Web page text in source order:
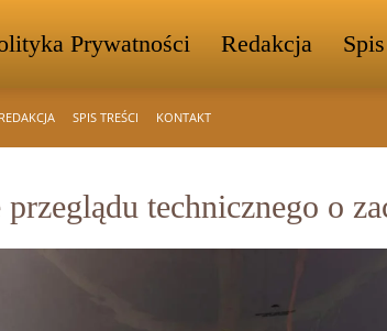
Prywatności Redakcja
REDAKCJA SPIS TREŚCI KONTAKT
technicznego o